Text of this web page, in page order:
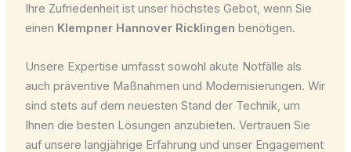
Ihre Zufriedenheit ist unser höchstes Gebot, wenn Sie
einen Klempner Hannover Ricklingen benötigen.
Unsere Expertise umfasst sowohl akute Notfälle als
auch präventive Maßnahmen und Modernisierungen. Wir
sind stets auf dem neuesten Stand der Technik, um
Ihnen die besten Lösungen anzubieten. Vertrauen Sie
auf unsere langjährige Erfahrung und unser Engagement